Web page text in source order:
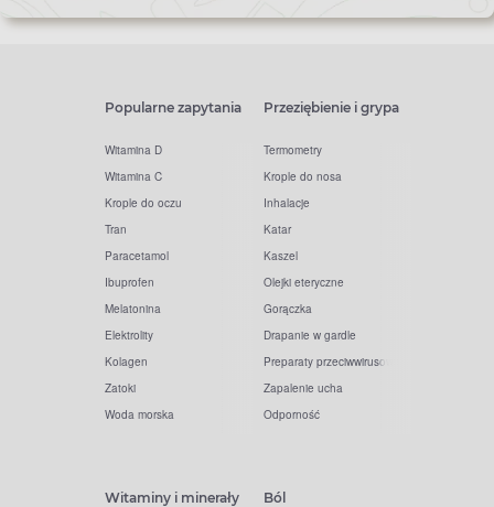
Popularne zapytania
Witamina D
Witamina C
Krople do oczu
Tran
Paracetamol
Ibuprofen
Melatonina
Elektrolity
Kolagen
Zatoki
Woda morska
Przeziębienie i grypa
Termometry
Krople do nosa
Inhalacje
Katar
Kaszel
Olejki eteryczne
Gorączka
Drapanie w gardle
Preparaty przeciwwirusowe
Zapalenie ucha
Odporność
Witaminy i minerały Ból